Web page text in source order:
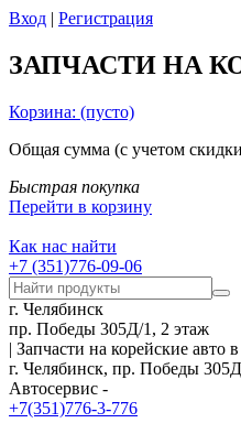
Вход | Регистрация
ЗАПЧАСТИ НА
Корзина: (пусто)
Общая сумма (с учетом
Быстрая покупка
Перейти в корзину
Как нас найти
+7 (351)776-09-06
г. Челябинск
пр. Победы 305Д/1, 2 этаж
| Запчасти на корейские авто
г. Челябинск, пр. Победы
Автосервис -
+7(351)776-3-776